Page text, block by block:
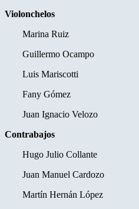
Violonchelos
Marina Ruiz
Guillermo Ocampo
Luis Mariscotti
Fany Gómez
Juan Ignacio Velozo
Contrabajos
Hugo Julio Collante
Juan Manuel Cardozo
Martín Hernán López